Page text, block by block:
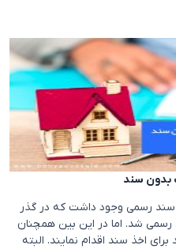
بدون سند
رسمی وجود داشت که در گذر
رسمی شد. اما در این بین همچنان
اخذ سند اقدام نمایند. البته